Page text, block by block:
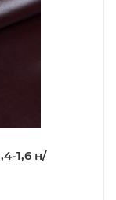
1,6 н/